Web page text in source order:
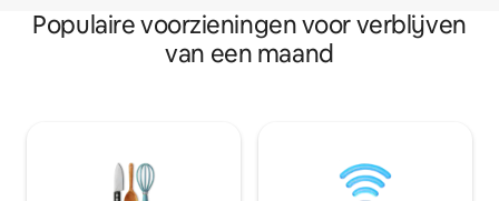
Populaire voorzieningen voor verblijven
van een maand